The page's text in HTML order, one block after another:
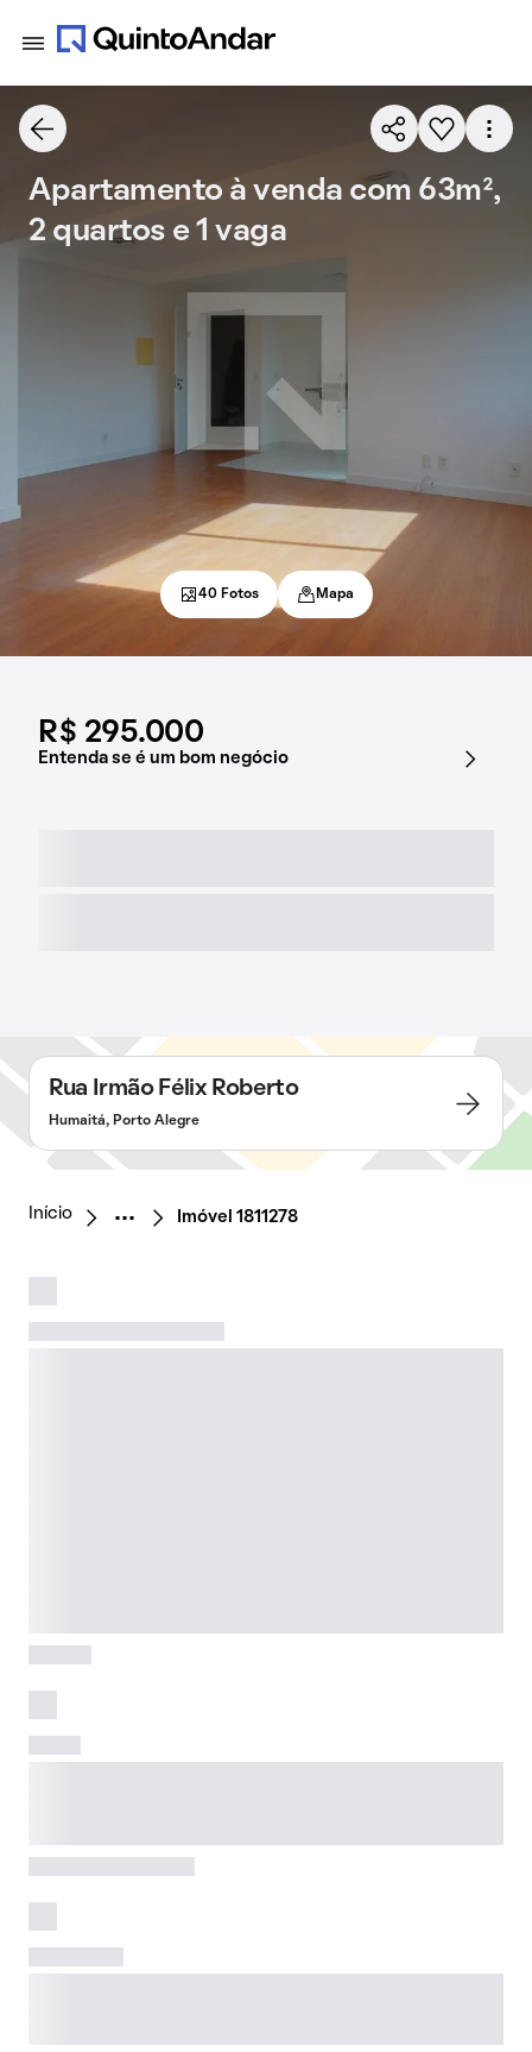
R$ 295.000
Entenda se é um bom negócio
Apartamento à venda com 63m²,
2 quartos e 1 vaga
40 Fotos Mapa
Rua Irmão Félix Roberto
Humaitá, Porto Alegre
Início Imóvel 1811278